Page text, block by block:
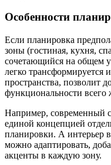
Особенности
Если планировка
зоны (гостиная, кухня,
сочетающийся на общем
легко трансформируется
пространства, позволит
функциональности всего
Например, современный
единой концепцией
планировки. А интерьер
можно адаптировать,
акценты в каждую зону.